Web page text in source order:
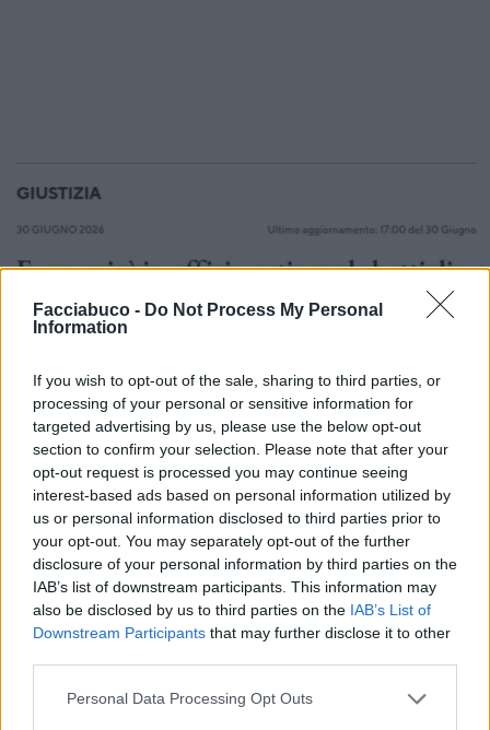
Facciabuco - Do Not Process My Personal
Information
If you wish to opt-out of the sale, sharing to third parties, or
processing of your personal or sensitive information for
targeted advertising by us, please use the below opt-out
section to confirm your selection. Please note that after your
opt-out request is processed you may continue seeing
interest-based ads based on personal information utilized by
us or personal information disclosed to third parties prior to
your opt-out. You may separately opt-out of the further
disclosure of your personal information by third parties on the
IAB’s list of downstream participants. This information may
also be disclosed by us to third parties on the IAB’s List of
Downstream Participants that may further disclose it to other
Personal Data Processing Opt Outs
Stime: 3  Commenti: 1
Ti stimo fratello
Link
